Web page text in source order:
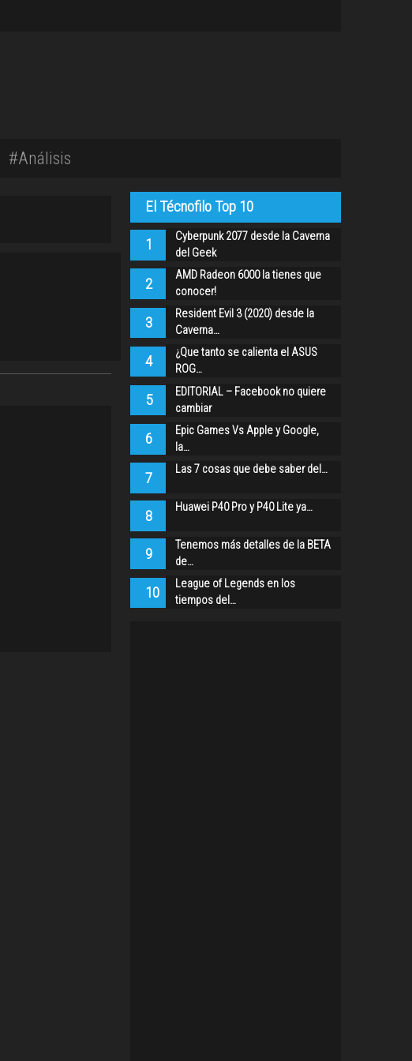
#Análisis
El Técnofilo Top 10
1
Cyberpunk 2077 desde la Caverna
del Geek
2
AMD Radeon 6000 la tienes que
conocer!
3
Resident Evil 3 (2020) desde la
Caverna…
4
¿Que tanto se calienta el ASUS
ROG…
5
EDITORIAL – Facebook no quiere
cambiar
6
Epic Games Vs Apple y Google,
la…
7 Las 7 cosas que debe saber del…
8 Huawei P40 Pro y P40 Lite ya…
9
Tenemos más detalles de la BETA
de…
10
League of Legends en los
tiempos del…